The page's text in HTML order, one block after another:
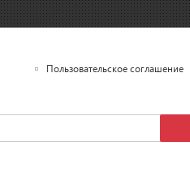
Пользовательское соглашение